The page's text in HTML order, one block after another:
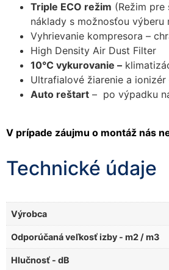
Triple ECO režim (Režim
náklady s možnosťou
Vyhrievanie kompresora –
High Density Air Dust Filter
10°C vykurovanie –
Ultrafialové žiarenie a
Auto reštart – po výpadku
V prípade záujmu o montáž nás
Technické údaje
Výrobca
Odporúčaná veľkosť izby - m2 / m3
Hlučnosť - dB